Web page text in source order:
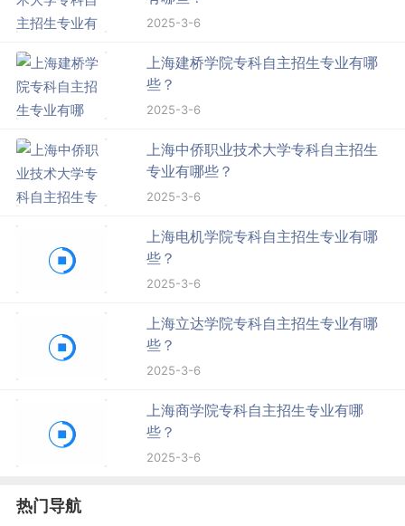
2025-3-6
上海建桥学院专科自主招生专业有哪
些？
2025-3-6
上海中侨职业技术大学专科自主招生
专业有哪些？
2025-3-6
上海电机学院专科自主招生专业有哪
些？
2025-3-6
上海立达学院专科自主招生专业有哪
些？
2025-3-6
上海商学院专科自主招生专业有哪
些？
2025-3-6
热门导航